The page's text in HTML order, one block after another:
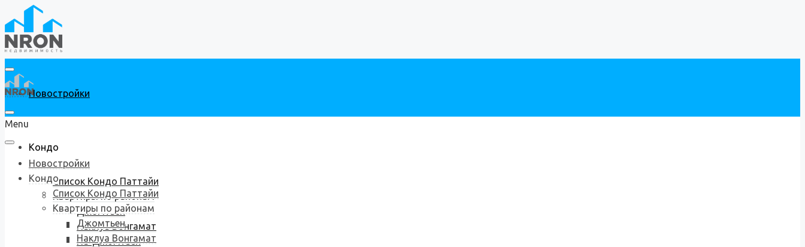
Новостройки
Кондо
Список Кондо Паттайи
Квартиры по районам
Джомтьен
Наклуа Вонгамат
На-Джомтьен
Menu
Новостройки
Кондо
Список Кондо Паттайи
Квартиры по районам
Джомтьен
Наклуа Вонгамат